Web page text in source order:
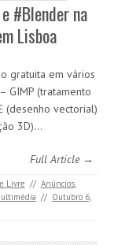
#Blender na
Lisboa
gratuita em vários
GIMP (tratamento
(desenho vectorial)
3D)…
Full Article →
Livre // Anúncios,
// Outubro 6,